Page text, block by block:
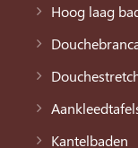
Hoog laag
Kantelbaden